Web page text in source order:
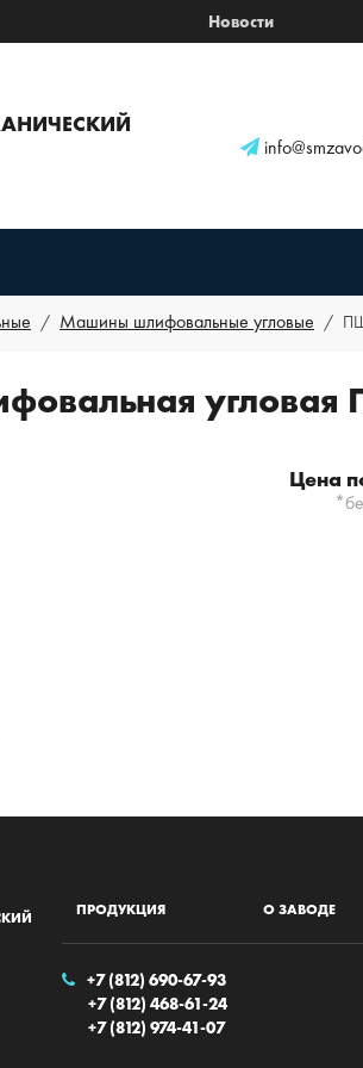
Новости
Машины шлифовальные угловые
Цена
ПРОДУКЦИЯ О ЗАВОДЕ
+7 (812) 690-67-93
+7 (812) 468-61-24
+7 (812) 974-41-07